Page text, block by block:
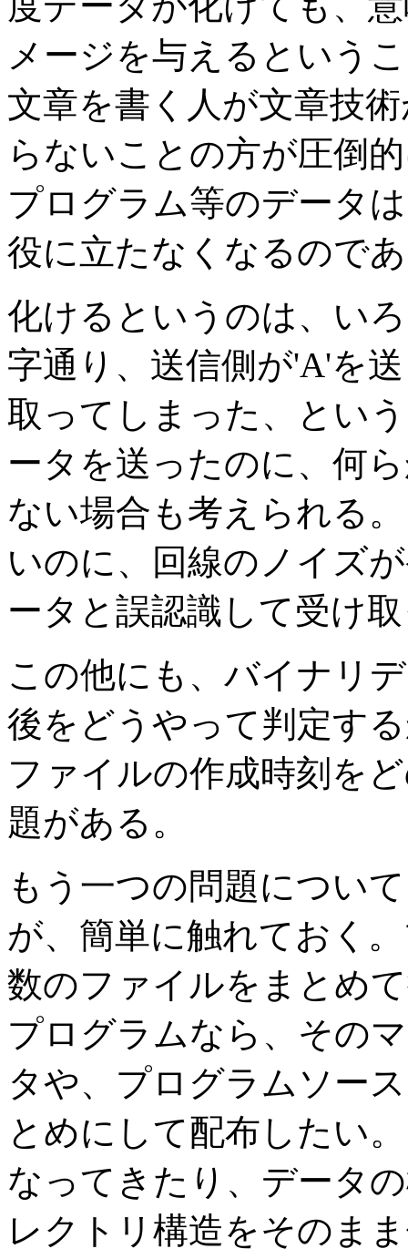
メージを与えるという
文章を書く人が文章技
らないことの方が圧倒
プログラム等のデータ
役に立たなくなるので
化けるというのは、い
字通り、送信側が'A'を
取ってしまった、とい
ータを送ったのに、何
ない場合も考えられる
いのに、回線のノイズ
ータと誤認識して受け
この他にも、バイナリ
後をどうやって判定す
ファイルの作成時刻を
題がある。
もう一つの問題につい
が、簡単に触れておく
数のファイルをまとめ
プログラムなら、その
タや、プログラムソー
とめにして配布したい
なってきたり、データ
レクトリ構造をそのま